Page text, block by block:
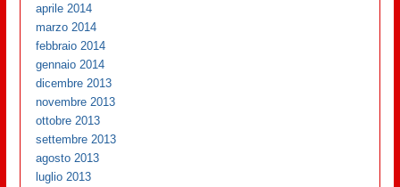
aprile 2014
marzo 2014
febbraio 2014
gennaio 2014
dicembre 2013
novembre 2013
ottobre 2013
settembre 2013
agosto 2013
luglio 2013